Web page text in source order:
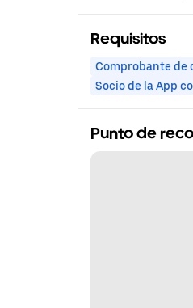
Requisitos
Comprobante de
Socio de la App
Punto de